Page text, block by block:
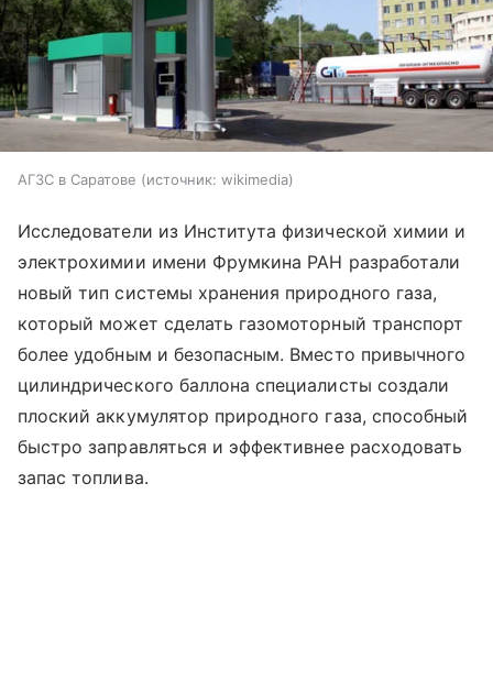
АГЗС в Саратове источник: wikimedia
Исследователи из Института физической химии и
электрохимии имени Фрумкина РАН разработали
новый тип системы хранения природного газа,
который может сделать газомоторный транспорт
более удобным и безопасным. Вместо привычного
цилиндрического баллона специалисты создали
плоский аккумулятор природного газа, способный
быстро заправляться и эффективнее расходовать
запас топлива.